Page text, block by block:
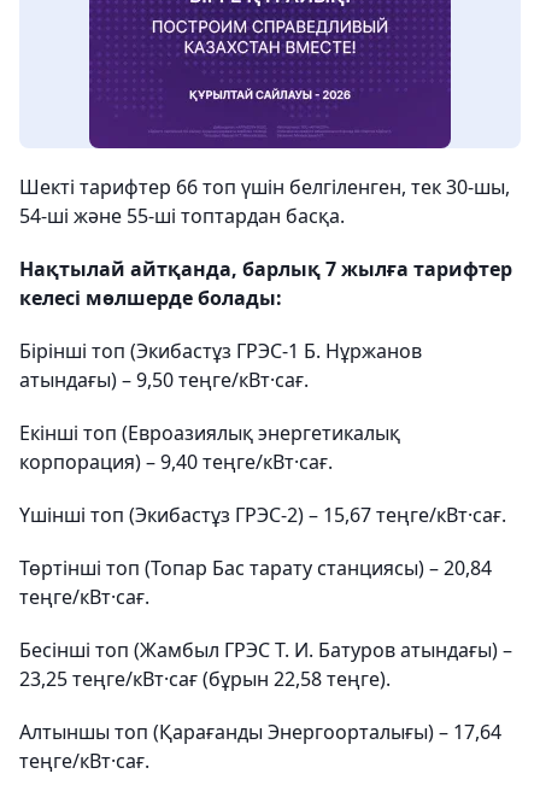
Шекті тарифтер 66 топ үшін белгіленген, тек 30-шы,
54-ші және 55-ші топтардан басқа.
Нақтылай айтқанда, барлық 7 жылға тарифтер
келесі мөлшерде болады:
Бірінші топ (Экибастұз ГРЭС-1 Б. Нұржанов
атындағы) – 9,50 теңге/кВт·сағ.
Екінші топ (Евроазиялық энергетикалық
корпорация) – 9,40 теңге/кВт·сағ.
Үшінші топ (Экибастұз ГРЭС-2) – 15,67 теңге/кВт·сағ.
Төртінші топ (Топар Бас тарату станциясы) – 20,84
теңге/кВт·сағ.
Бесінші топ (Жамбыл ГРЭС Т. И. Батуров атындағы) –
23,25 теңге/кВт·сағ (бұрын 22,58 теңге).
Алтыншы топ (Қарағанды Энергоорталығы) – 17,64
теңге/кВт·сағ.